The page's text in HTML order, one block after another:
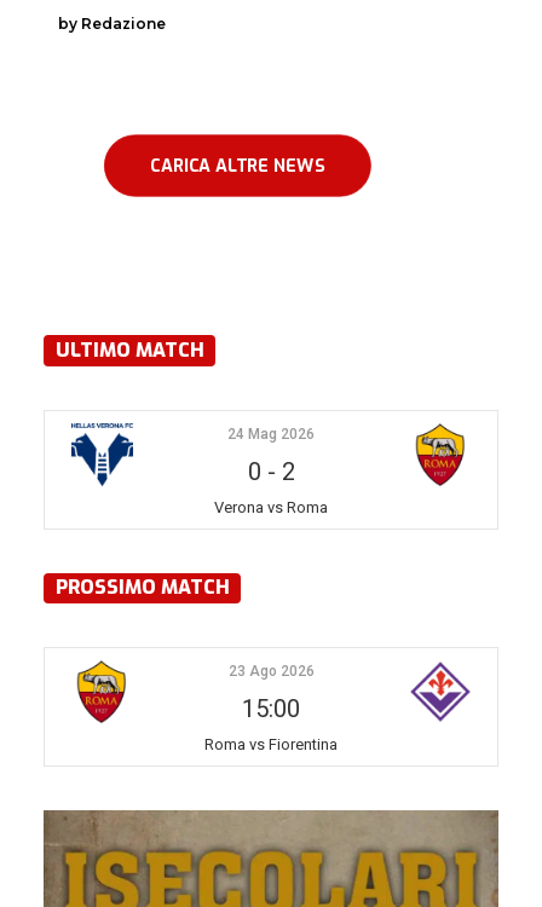
by Redazione
CARICA ALTRE NEWS
ULTIMO MATCH
24 Mag 2026
0 - 2
Verona vs Roma
PROSSIMO MATCH
23 Ago 2026
15:00
Roma vs Fiorentina